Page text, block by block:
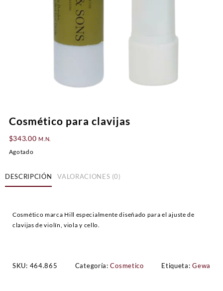
Cosmético para clavijas
$343.00 M.N.
Agotado
DESCRIPCIÓN VALORACIONES (0)
Cosmético marca Hill especialmente diseñado para el ajuste de
clavijas de violín, viola y cello.
SKU: 464.865 Categoría:Cosmetico Etiqueta:Gewa